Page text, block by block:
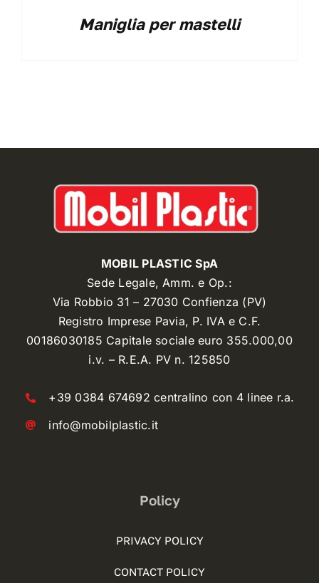
Maniglia per mastelli
MOBIL PLASTIC SpA
Sede Legale, Amm. e Op.:
Via Robbio 31 – 27030 Confienza (PV)
Registro Imprese Pavia, P. IVA e C.F.
00186030185 Capitale sociale euro 355.000,00
i.v. – R.E.A. PV n. 125850
+39 0384 674692 centralino con 4 linee r.a.
info@mobilplastic.it
Policy
PRIVACY POLICY
CONTACT POLICY